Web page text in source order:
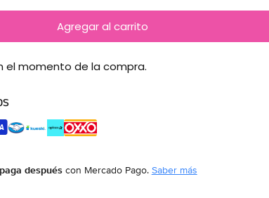
Agregar al carrito
el momento de la compra.
despuéscon Mercado Pago. Saber más